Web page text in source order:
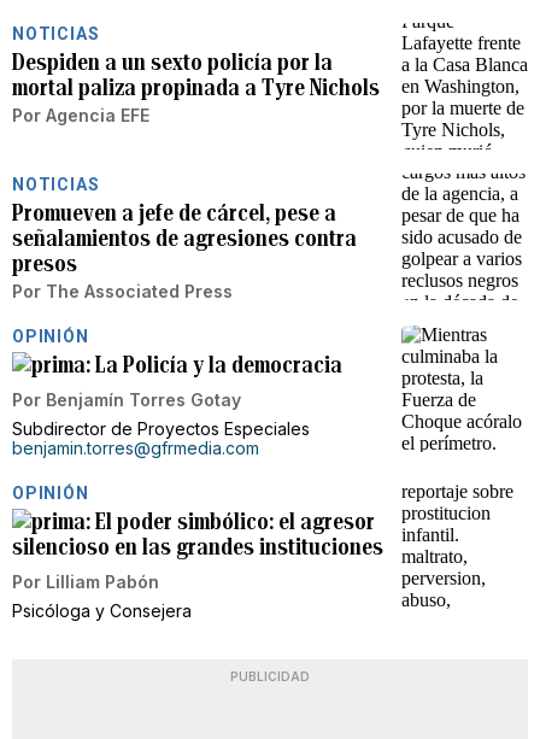
NOTICIAS
Despiden a un sexto policía por la
mortal paliza propinada a Tyre Nichols
Por Agencia EFE
NOTICIAS
Promueven a jefe de cárcel, pese a
señalamientos de agresiones contra
presos
Por The Associated Press
OPINIÓN
La Policía y la democracia
Por Benjamín Torres Gotay
Subdirector de Proyectos Especiales
benjamin.torres@gfrmedia.com
OPINIÓN
El poder simbólico: el agresor
silencioso en las grandes instituciones
Por Lilliam Pabón
Psicóloga y Consejera
PUBLICIDAD